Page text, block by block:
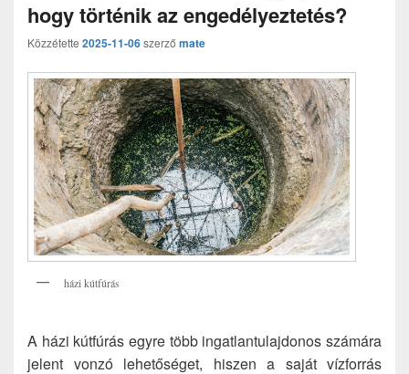
hogy történik az engedélyeztetés?
Közzétette 2025-11-06szerző mate
házi kútfúrás
A házi kútfúrás egyre több ingatlantulajdonos számára
jelent vonzó lehetőséget, hiszen a saját vízforrás